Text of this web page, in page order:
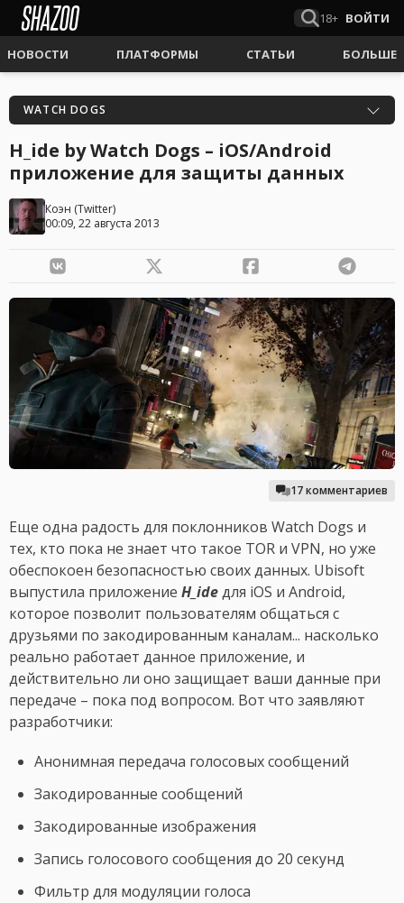
18+ ВОЙТИ
НОВОСТИ ПЛАТФОРМЫ СТАТЬИ БОЛЬШЕ
WATCH DOGS
H_ide by Watch Dogs – iOS/Android
приложение для защиты данных
Коэн (Twitter)
00:09, 22 августа 2013
17 комментариев
Еще одна радость для поклонников Watch Dogs и
тех, кто пока не знает что такое TOR и VPN, но уже
обеспокоен безопасностью своих данных. Ubisoft
выпустила приложение H_ideдля iOS и Android,
которое позволит пользователям общаться с
друзьями по закодированным каналам... насколько
реально работает данное приложение, и
действительно ли оно защищает ваши данные при
передаче – пока под вопросом. Вот что заявляют
разработчики:
Анонимная передача голосовых сообщений
Закодированные сообщений
Закодированные изображения
Запись голосового сообщения до 20 секунд
Фильтр для модуляции голоса